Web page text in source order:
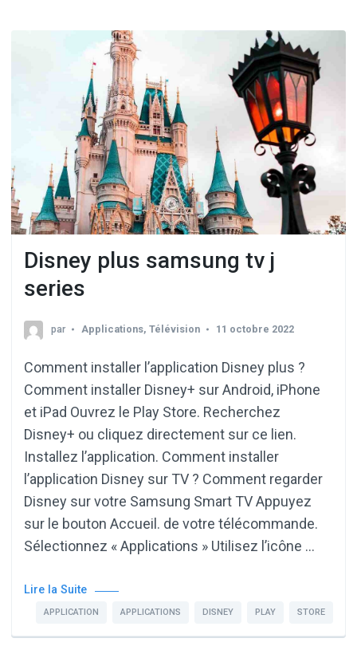
Disney plus samsung tv j
series
par Applications, Télévision 11 octobre 2022
Comment installer l’application Disney plus ?
Comment installer Disney+ sur Android, iPhone
et iPad Ouvrez le Play Store. Recherchez
Disney+ ou cliquez directement sur ce lien.
Installez l’application. Comment installer
l’application Disney sur TV ? Comment regarder
Disney sur votre Samsung Smart TV Appuyez
sur le bouton Accueil. de votre télécommande.
Sélectionnez « Applications » Utilisez l’icône …
Lire la Suite
APPLICATION APPLICATIONS DISNEY PLAY STORE